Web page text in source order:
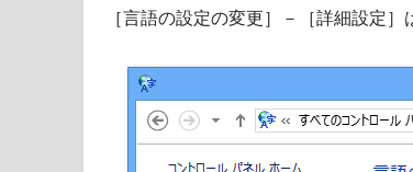
［言語の設定の変更］－［詳細設定］